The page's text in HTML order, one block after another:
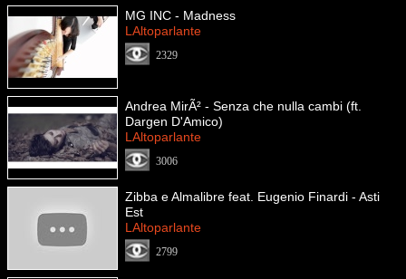
MG INC - Madness
LAltoparlante
2329
Andrea MirÃ² - Senza che nulla cambi (ft.
Dargen D'Amico)
LAltoparlante
3006
Zibba e Almalibre feat. Eugenio Finardi - Asti
Est
LAltoparlante
2799